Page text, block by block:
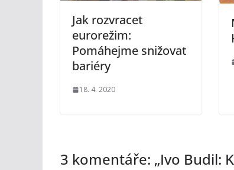
Jak rozvracet
eurorežim:
Pomáhejme snižovat
bariéry
18. 4. 2020
3 komentáře: „Ivo Budil: